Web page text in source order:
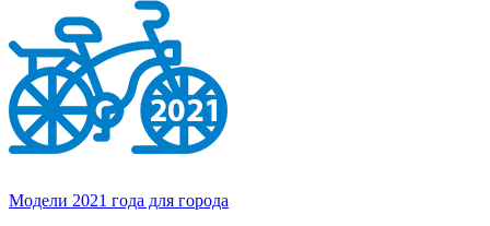
Модели 2021 года для города